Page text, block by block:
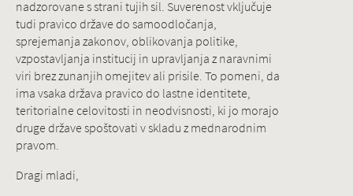
nadzorovane s strani tujih sil. Suverenost vključuje
tudi pravico države do samoodločanja,
sprejemanja zakonov, oblikovanja politike,
vzpostavljanja institucij in upravljanja z naravnimi
viri brez zunanjih omejitev ali prisile. To pomeni, da
ima vsaka država pravico do lastne identitete,
teritorialne celovitosti in neodvisnosti, ki jo morajo
druge države spoštovati v skladu z mednarodnim
pravom.
Dragi mladi,